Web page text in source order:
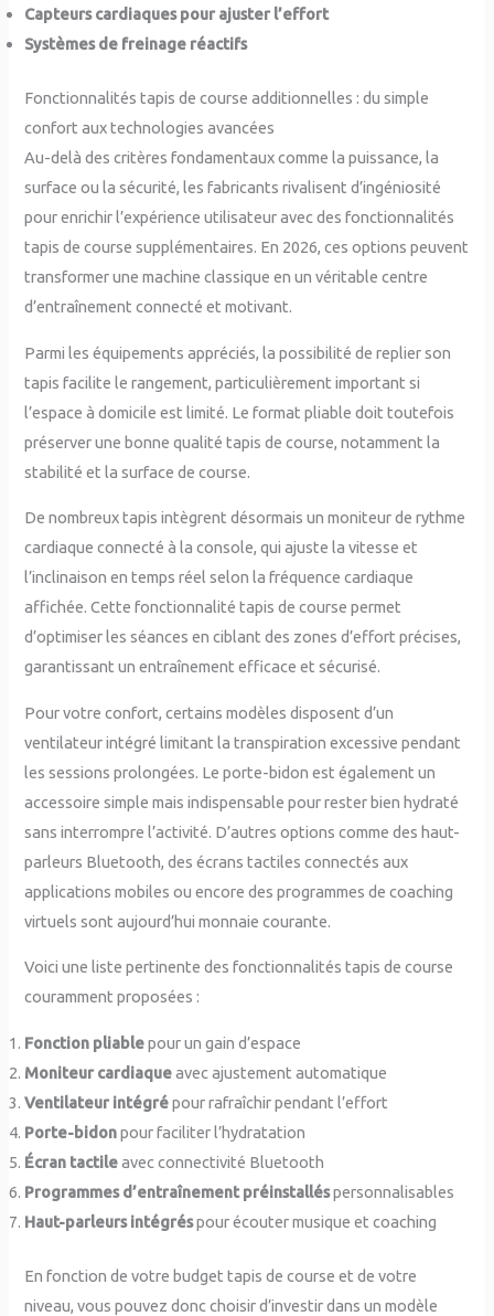
Capteurs cardiaques pour ajuster l’effort
Systèmes de freinage réactifs
Fonctionnalités tapis de course additionnelles : du simple
confort aux technologies avancées
Au-delà des critères fondamentaux comme la puissance, la
surface ou la sécurité, les fabricants rivalisent d’ingéniosité
pour enrichir l’expérience utilisateur avec des fonctionnalités
tapis de course supplémentaires. En 2026, ces options peuvent
transformer une machine classique en un véritable centre
d’entraînement connecté et motivant.
Parmi les équipements appréciés, la possibilité de replier son
tapis facilite le rangement, particulièrement important si
l’espace à domicile est limité. Le format pliable doit toutefois
préserver une bonne qualité tapis de course, notamment la
stabilité et la surface de course.
De nombreux tapis intègrent désormais un moniteur de rythme
cardiaque connecté à la console, qui ajuste la vitesse et
l’inclinaison en temps réel selon la fréquence cardiaque
affichée. Cette fonctionnalité tapis de course permet
d’optimiser les séances en ciblant des zones d’effort précises,
garantissant un entraînement efficace et sécurisé.
Pour votre confort, certains modèles disposent d’un
ventilateur intégré limitant la transpiration excessive pendant
les sessions prolongées. Le porte-bidon est également un
accessoire simple mais indispensable pour rester bien hydraté
sans interrompre l’activité. D’autres options comme des haut-
parleurs Bluetooth, des écrans tactiles connectés aux
applications mobiles ou encore des programmes de coaching
virtuels sont aujourd’hui monnaie courante.
Voici une liste pertinente des fonctionnalités tapis de course
couramment proposées :
Fonction pliablepour un gain d’espace
Moniteur cardiaqueavec ajustement automatique
Ventilateur intégrépour rafraîchir pendant l’effort
Porte-bidonpour faciliter l’hydratation
Écran tactileavec connectivité Bluetooth
Programmes d’entraînement préinstalléspersonnalisables
Haut-parleurs intégréspour écouter musique et coaching
En fonction de votre budget tapis de course et de votre
niveau, vous pouvez donc choisir d’investir dans un modèle